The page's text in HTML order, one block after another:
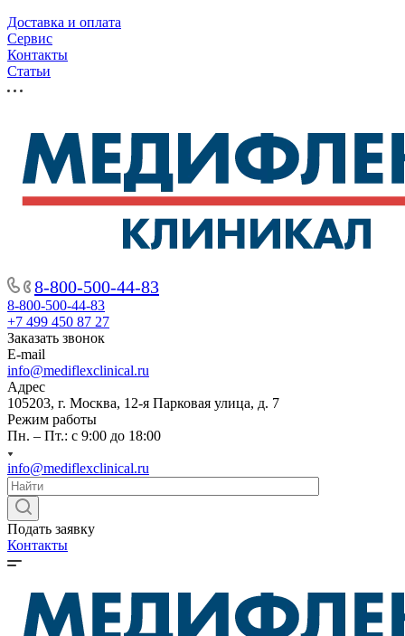
Доставка и оплата
Cервис
Контакты
Статьи
8-800-500-44-83
8-800-500-44-83
+7 499 450 87 27
Заказать звонок
E-mail
info@mediflexclinical.ru
Адрес
105203, г. Москва, 12-я Парковая улица, д. 7
Режим работы
Пн. – Пт.: с 9:00 до 18:00
info@mediflexclinical.ru
Подать заявку
Контакты